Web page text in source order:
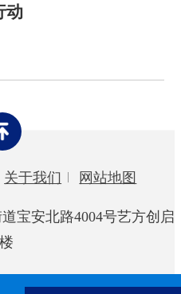
动
关于我们 网站地图
宝安北路4004号艺方创启